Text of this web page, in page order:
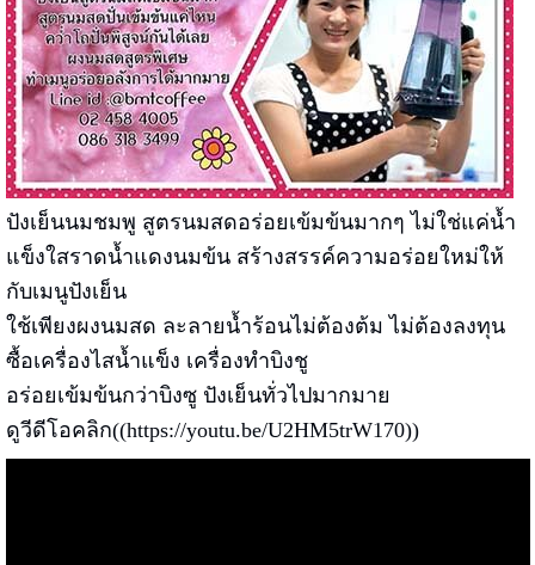
ปังเย็นนมชมพู สูตรนมสดอร่อยเข้มข้นมากๆ ไม่ใช่แค่น้ำ
แข็งใสราดน้ำแดงนมข้น สร้างสรรค์ความอร่อยใหม่ให้
กับเมนูปังเย็น
ใช้เพียงผงนมสด ละลายน้ำร้อนไม่ต้องต้ม ไม่ต้องลงทุน
ซื้อเครื่องไสน้ำแข็ง เครื่องทำบิงชู
อร่อยเข้มข้นกว่าบิงซู ปังเย็นทั่วไปมากมาย
ดูวีดีโอคลิก((https://youtu.be/U2HM5trW170))